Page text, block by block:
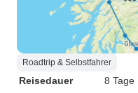
Roadtrip & Selbstfahrer
Reisedauer
8 Tage